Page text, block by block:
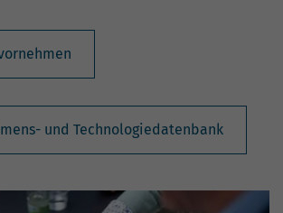
und Technologiedatenbank